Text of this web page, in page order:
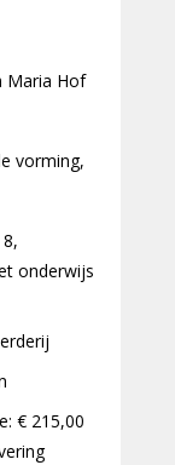
Maria Hof
vorming,
onderwijs
€ 215,00